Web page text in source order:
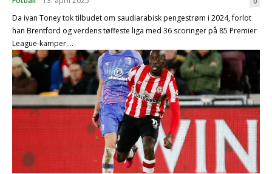
Da ivan Toney tok tilbudet om saudiarabisk pengestrøm i 2024, forlot
han Brentford og verdens tøffeste liga med 36 scoringer på 85 Premier
League-kamper....